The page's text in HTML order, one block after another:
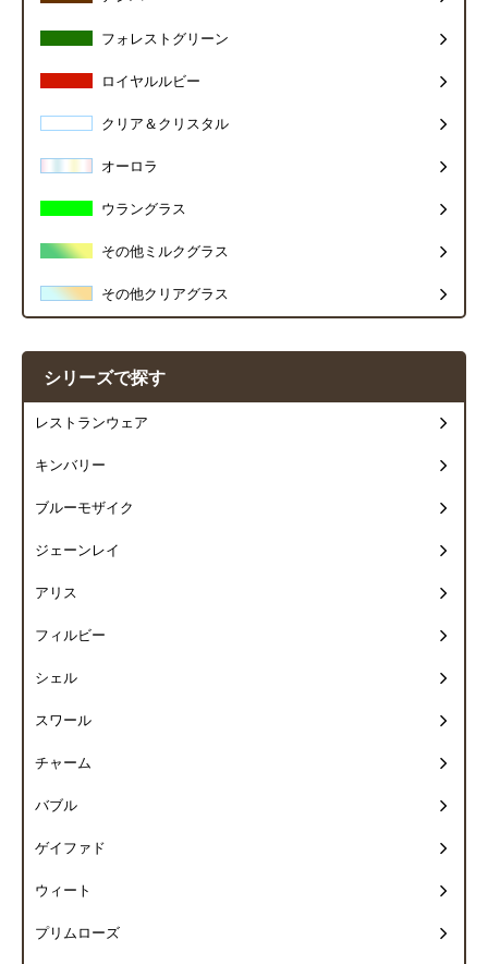
フォレストグリーン
ロイヤルルビー
クリア＆クリスタル
オーロラ
ウラングラス
その他ミルクグラス
その他クリアグラス
シリーズで探す
レストランウェア
キンバリー
ブルーモザイク
ジェーンレイ
アリス
フィルビー
シェル
スワール
チャーム
バブル
ゲイファド
ウィート
プリムローズ